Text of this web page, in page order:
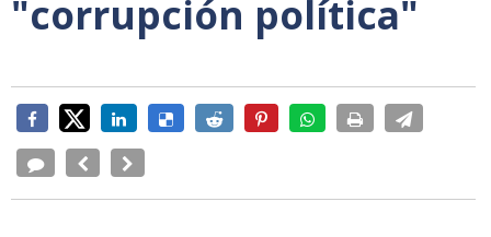
"corrupción política"